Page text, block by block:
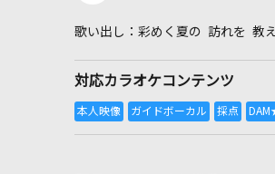
彩めく夏の 訪れを 教
対応カラオケコンテンツ